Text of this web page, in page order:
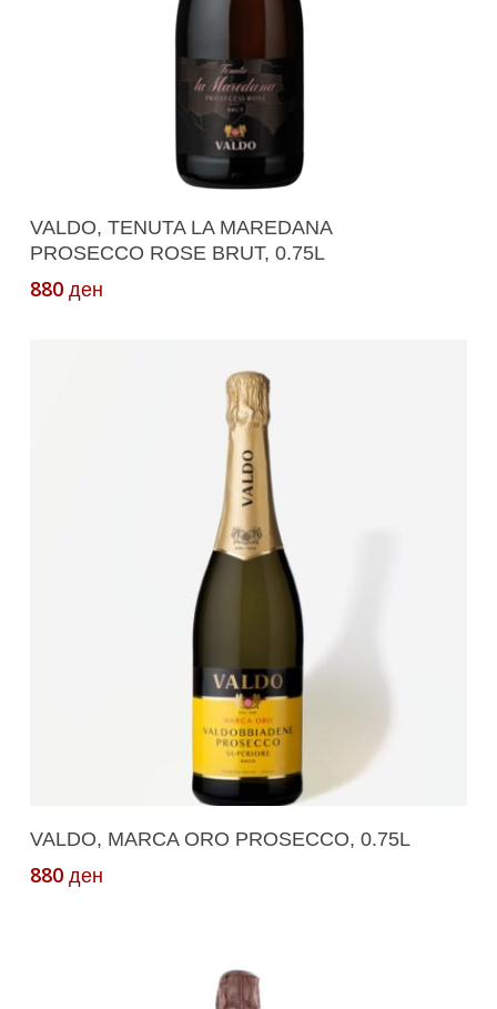
Додади Во Кошничка
VALDO, TENUTA LA MAREDANA
PROSECCO ROSE BRUT, 0.75L
880 ден
Read More
VALDO, MARCA ORO PROSECCO, 0.75L
880 ден